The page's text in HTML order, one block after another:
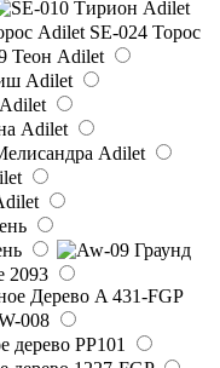
SE-024 Торос
Теон Adilet
Adilet
Adilet
Adilet
2093
Дерево A 431-FGP
008
дерево PP101